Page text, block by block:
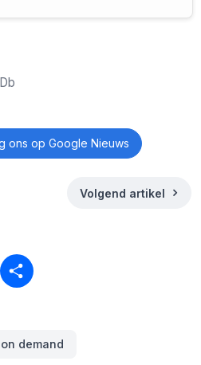
ons op Google Nieuws
Volgend artikel
Threads
demand